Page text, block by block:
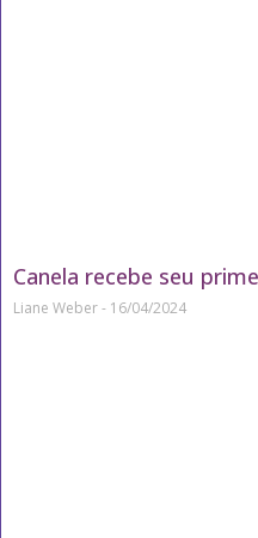
Canela recebe seu
Liane Weber 16/04/2024